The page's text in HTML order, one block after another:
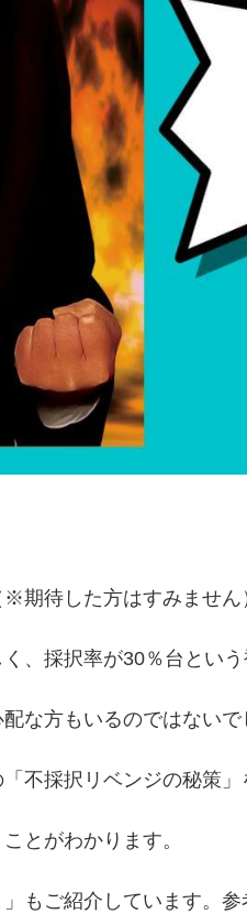
※期待した方はすみません
、採択率が30％台という
な方もいるのではないで
不採択リベンジの秘策」
とがわかります。
もご紹介しています。参